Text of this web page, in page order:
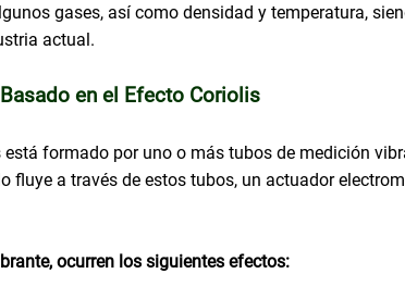
gases, así como densidad y temperatura,
actual.
en el Efecto Coriolis
formado por uno o más tubos de medición
fluye a través de estos tubos, un actuador
ocurren los siguientes efectos: